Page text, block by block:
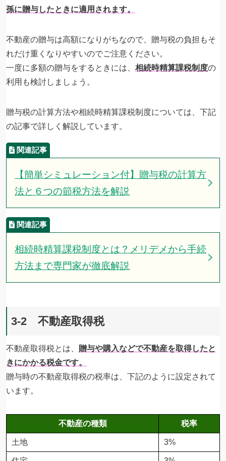
孫に贈与したときに適用されます。
不動産の贈与は高額になりがちなので、贈与税の負担もそ
れだけ重くなりやすいのでご注意ください。
一度に多額の贈与をするときには、 相続時精算課税制度の
利用も検討しましょう。
贈与税の計算方法や相続時精算課税制度については、下記
の記事で詳しく解説しています。
【簡単シミュレーション付】贈与税の計算方
法と６つの節税方法を解説
相続時精算課税制度とは？メリデメから手続
方法まで専門家が徹底解説
3-2 不動産取得税
不動産取得税とは、 贈与や購入などで不動産を取得したと
きにかかる税金です。
贈与時の不動産取得税の税率は、下記のように設定されて
います。
不動産の種類 税率
土地 3%